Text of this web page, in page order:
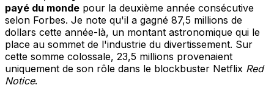
payé du monde pour la deuxième année consécutive
selon Forbes. Je note qu'il a gagné 87,5 millions de
dollars cette année-là, un montant astronomique qui le
place au sommet de l'industrie du divertissement. Sur
cette somme colossale, 23,5 millions provenaient
uniquement de son rôle dans le blockbuster Netflix Red
Notice.